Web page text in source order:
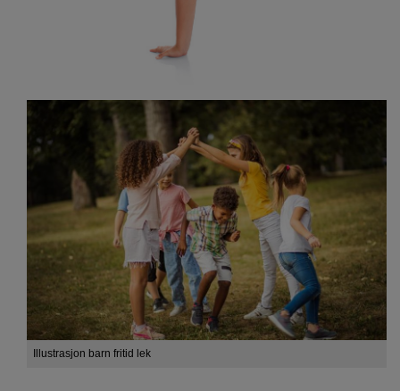
Illustrasjon barn fritid lek